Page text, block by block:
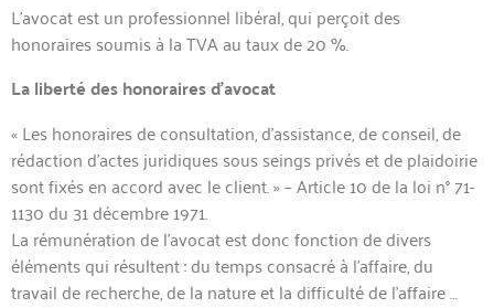
L’avocat est un professionnel libéral, qui perçoit des
honoraires soumis à la TVA au taux de 20 %.
La liberté des honoraires d’avocat
« Les honoraires de consultation, d’assistance, de conseil, de
rédaction d’actes juridiques sous seings privés et de plaidoirie
sont fixés en accord avec le client. » – Article 10 de la loi n° 71-
1130 du 31 décembre 1971.
La rémunération de l’avocat est donc fonction de divers
éléments qui résultent : du temps consacré à l’affaire, du
travail de recherche, de la nature et la difficulté de l’affaire …